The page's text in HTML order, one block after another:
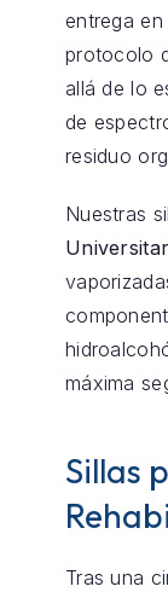
entrega en
protocolo
allá de lo
de
residuo
Nuestras
máxima
Sillas
Tras una